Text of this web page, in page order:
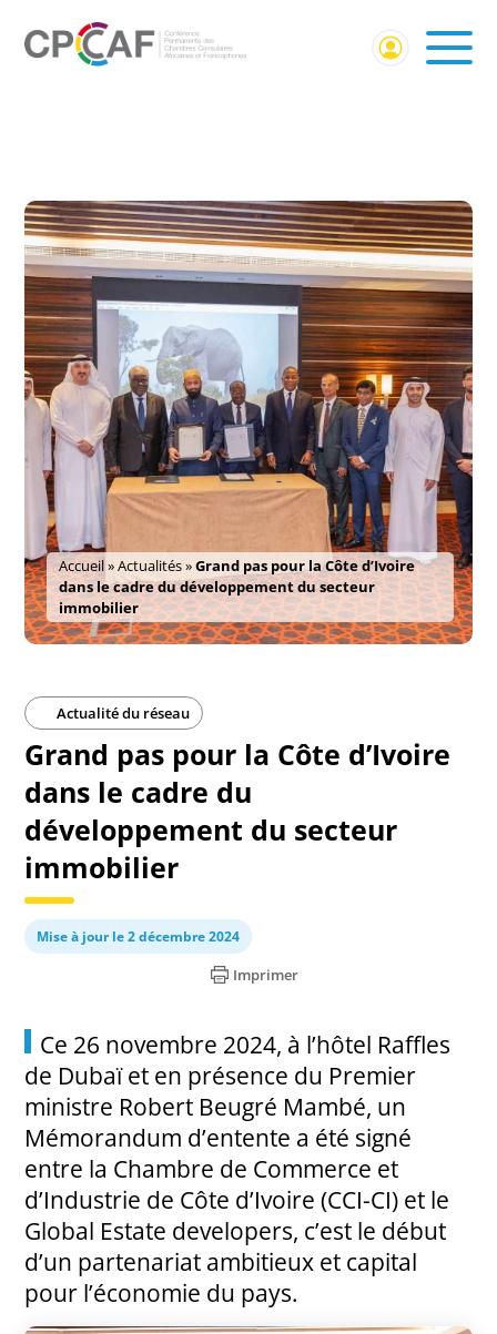
Accueil»Actualités»Grand pas pour la Côte d’Ivoire
dans le cadre du développement du secteur
immobilier
Actualité du réseau
Grand pas pour la Côte d’Ivoire
dans le cadre du
développement du secteur
immobilier
Mise à jour le 2 décembre 2024
Imprimer
Ce 26 novembre 2024, à l’hôtel Raffles
de Dubaï et en présence du Premier
ministre Robert Beugré Mambé, un
Mémorandum d’entente a été signé
entre la Chambre de Commerce et
d’Industrie de Côte d’Ivoire (CCI-CI) et le
Global Estate developers, c’est le début
d’un partenariat ambitieux et capital
pour l’économie du pays.